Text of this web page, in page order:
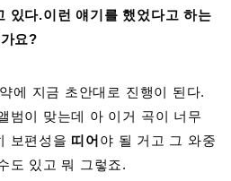
있다.이런 얘기를 했었다고 하는
요?
에 지금 초안대로 진행이 된다.
범이 맞는데 아 이거 곡이 너무
보편성을 띠어 야 될 거고 그 와중
도 있고 뭐 그렇죠.